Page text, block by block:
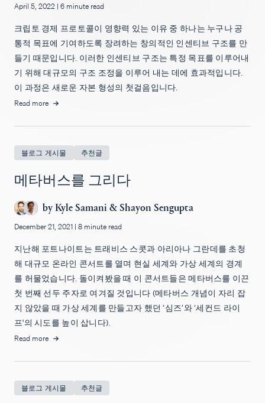
April 5, 2022 | 6 minute read
크립토 경제 프로토콜이 영향력 있는 이유 중 하나는 누구나 공
통적 목표에 기여하도록 장려하는 창의적인 인센티브 구조를 만
들기 때문입니다. 이러한 인센티브 구조는 특정 목표를 이루어내
기 위해 대규모의 구조 조정을 이루어 내는 데에 효과적입니다.
이 과정은 새로운 자본 형성의 첫걸음입니다.
Read more
블로그 게시물 추천글
메타버스를 그리다
by Kyle Samani &Shayon Sengupta
December 21, 2021 | 8 minute read
지난해 포트나이트는 트래비스 스콧과 아리아나 그란데를 초청
해 대규모 온라인 콘서트를 열며 현실 세계와 가상 세계의 경계
를 허물었습니다. 돌이켜봤을 때 이 콘서트들은 메타버스를 이끈
첫 번째 선두 주자로 여겨질 것입니다 (메타버스 개념이 자리 잡
지 않았을 때 가상 세계를 만들고자 했던 ‘심즈’와 ‘세컨드 라이
프'의 시도를 높이 삽니다).
Read more
블로그 게시물 추천글